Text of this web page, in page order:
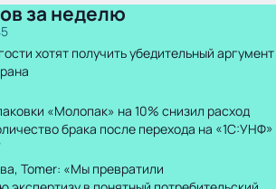
за неделю
хотят получить убедительный аргумент
«Молопак» на 10% снизил расход
брака после перехода на «1С:УНФ»
Tomer: «Мы превратили